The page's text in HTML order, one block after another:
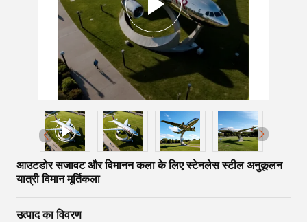
आउटडोर सजावट और विमानन कला के लिए स्टेनलेस स्टील अनुकूलन
यात्री विमान मूर्तिकला
उत्पाद का विवरण